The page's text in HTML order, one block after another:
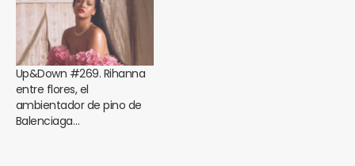
Up&Down #269. Rihanna
entre flores, el
ambientador de pino de
Balenciaga…